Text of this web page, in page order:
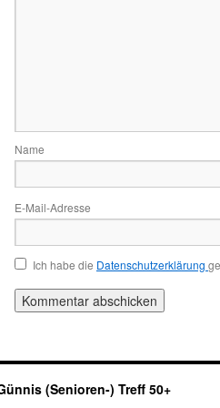
Name
E-Mail-Adresse
Ich habe die Datenschutzerklärung
(Senioren-) Treff 50+